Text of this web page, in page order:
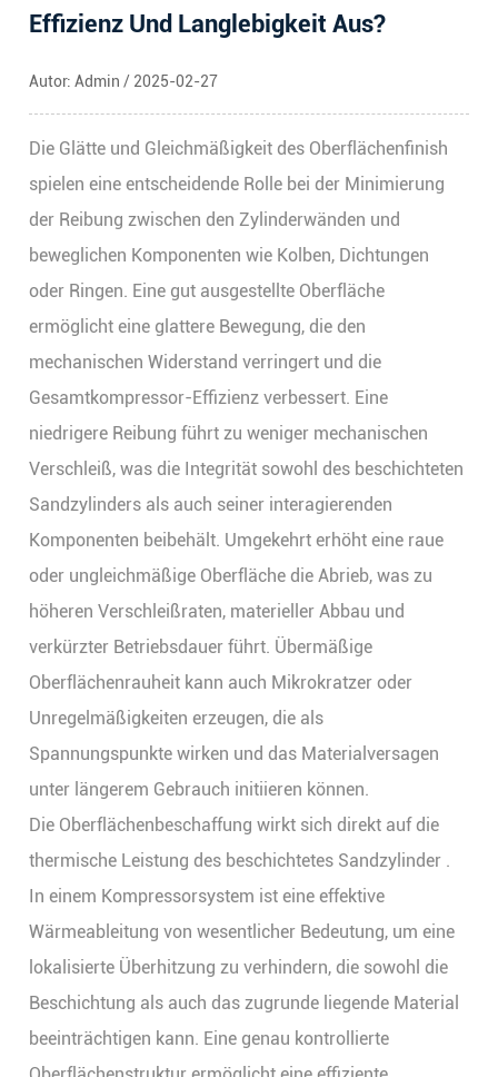
Effizienz Und Langlebigkeit Aus?
Autor: Admin / 2025-02-27
Die Glätte und Gleichmäßigkeit des Oberflächenfinish
spielen eine entscheidende Rolle bei der Minimierung
der Reibung zwischen den Zylinderwänden und
beweglichen Komponenten wie Kolben, Dichtungen
oder Ringen. Eine gut ausgestellte Oberfläche
ermöglicht eine glattere Bewegung, die den
mechanischen Widerstand verringert und die
Gesamtkompressor-Effizienz verbessert. Eine
niedrigere Reibung führt zu weniger mechanischen
Verschleiß, was die Integrität sowohl des beschichteten
Sandzylinders als auch seiner interagierenden
Komponenten beibehält. Umgekehrt erhöht eine raue
oder ungleichmäßige Oberfläche die Abrieb, was zu
höheren Verschleißraten, materieller Abbau und
verkürzter Betriebsdauer führt. Übermäßige
Oberflächenrauheit kann auch Mikrokratzer oder
Unregelmäßigkeiten erzeugen, die als
Spannungspunkte wirken und das Materialversagen
unter längerem Gebrauch initiieren können.
Die Oberflächenbeschaffung wirkt sich direkt auf die
thermische Leistung des beschichtetes Sandzylinder .
In einem Kompressorsystem ist eine effektive
Wärmeableitung von wesentlicher Bedeutung, um eine
lokalisierte Überhitzung zu verhindern, die sowohl die
Beschichtung als auch das zugrunde liegende Material
beeinträchtigen kann. Eine genau kontrollierte